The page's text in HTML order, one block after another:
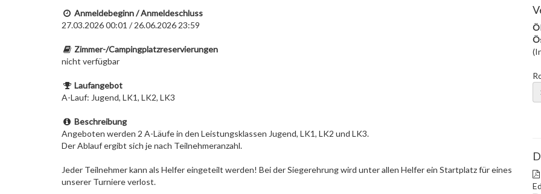
Anmeldebeginn / Anmeldeschluss
27.03.2026 00:01 / 26.06.2026 23:59
Zimmer-/Campingplatzreservierungen
nicht verfügbar
Laufangebot
A-Lauf: Jugend, LK1, LK2, LK3
Beschreibung
Angeboten werden 2 A-Läufe in den Leistungsklassen Jugend, LK1, LK2 und LK3.
Der Ablauf ergibt sich je nach Teilnehmeranzahl.
Jeder Teilnehmer kann als Helfer eingeteilt werden! Bei der Siegerehrung wird unter allen Helfer ein Startplatz für eines
unserer Turniere verlost.